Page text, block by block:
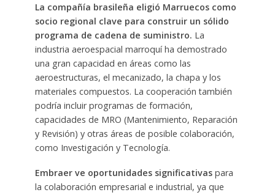
La compañía brasileña eligió Marruecos como
socio regional clave para construir un sólido
programa de cadena de suministro. La
industria aeroespacial marroquí ha demostrado
una gran capacidad en áreas como las
aeroestructuras, el mecanizado, la chapa y los
materiales compuestos. La cooperación también
podría incluir programas de formación,
capacidades de MRO (Mantenimiento, Reparación
y Revisión) y otras áreas de posible colaboración,
como Investigación y Tecnología.
Embraer ve oportunidades significativaspara
la colaboración empresarial e industrial, ya que